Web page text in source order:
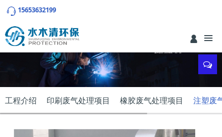
15653632199
工程介绍 印刷废气处理项目 橡胶废气处理项目 注塑废